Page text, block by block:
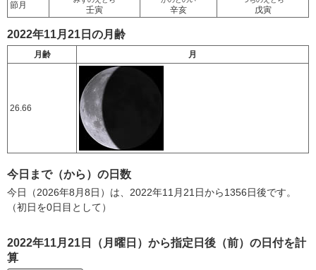
節月
壬寅 辛亥 戊寅
2022年11月21日の月齢
月齢 月
26.66
今日まで（から）の日数
今日（2026年8月8日）は、2022年11月21日から1356日後です。
（初日を0日目として）
2022年11月21日（月曜日）から指定日後（前）の日付を計
算